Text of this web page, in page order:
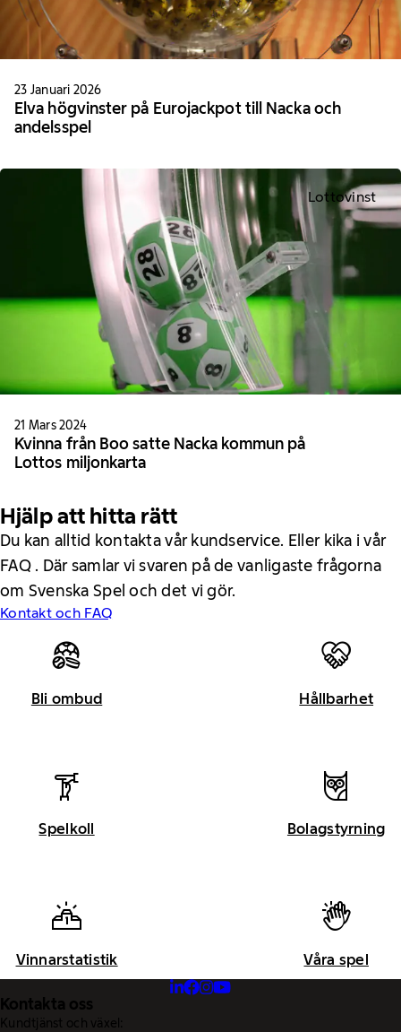
23 Januari 2026
Elva högvinster på Eurojackpot till Nacka och
andelsspel
Lottovinst
21 Mars 2024
Kvinna från Boo satte Nacka kommun på
Lottos miljonkarta
Hjälp att hitta rätt
Du kan alltid kontakta vår kundservice. Eller kika i vår
FAQ . Där samlar vi svaren på de vanligaste frågorna
om Svenska Spel och det vi gör.
Kontakt och FAQ
Bli ombud Hållbarhet
Spelkoll Bolagstyrning
Vinnarstatistik Våra spel
Kontakta oss
Kundtjänst och växel: